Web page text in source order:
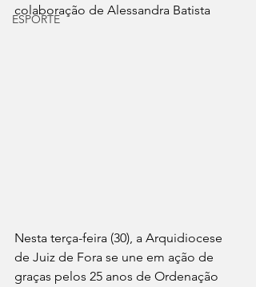
ESPORTE
colaboração de Alessandra Batista
Nesta terça-feira (30), a Arquidiocese
de Juiz de Fora se une em ação de
graças pelos 25 anos de Ordenação